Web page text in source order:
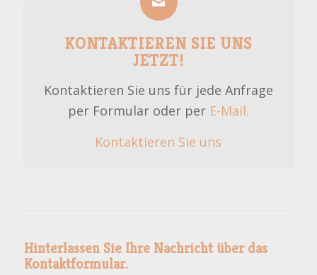
KONTAKTIEREN SIE UNS
JETZT!
Kontaktieren Sie uns für jede Anfrage
per Formular oder per E-Mail.
Kontaktieren Sie uns
Hinterlassen Sie Ihre Nachricht über das
Kontaktformular.